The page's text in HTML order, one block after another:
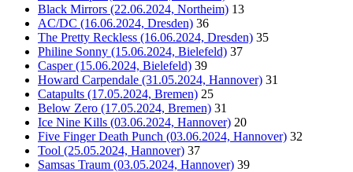
Black Mirrors (22.06.2024, Northeim) 13
AC/DC (16.06.2024, Dresden) 36
The Pretty Reckless (16.06.2024, Dresden) 35
Philine Sonny (15.06.2024, Bielefeld) 37
Casper (15.06.2024, Bielefeld) 39
Howard Carpendale (31.05.2024, Hannover) 31
Catapults (17.05.2024, Bremen) 25
Below Zero (17.05.2024, Bremen) 31
Ice Nine Kills (03.06.2024, Hannover) 20
Five Finger Death Punch (03.06.2024, Hannover) 32
Tool (25.05.2024, Hannover) 37
Samsas Traum (03.05.2024, Hannover) 39